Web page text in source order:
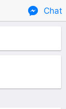
 Chat